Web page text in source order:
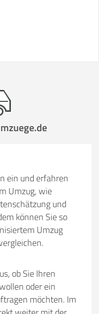
ein und erfahren
Umzug, wie
und
können Sie so
Umzug
ob Sie Ihren
oder ein
möchten. Im